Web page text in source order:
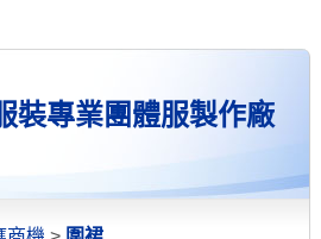
裝專業團體服製作廠